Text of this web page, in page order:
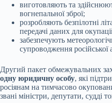
виготовляють та
вогнепальної зброї;
розробляють безпілотні
передачі даних для
забезпечують
супроводження російської
Другий пакет обмежувальних
одну юридичну особу, які
росіянам на тимчасово
звані міністри, депутати, судді